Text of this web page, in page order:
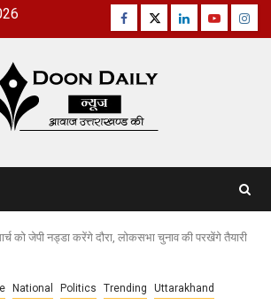
Facebook
TwitterLinkedinYoutube
को जेपी नड्डा करेंगे दौरा, लोकसभा चुनाव की परखेंगे तैयारी
National Politics Trending Uttarakhand